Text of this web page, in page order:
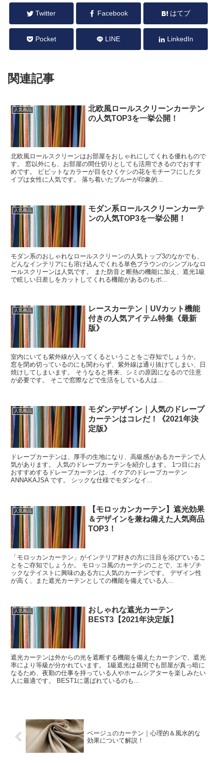
Twitter Facebook はてブ
Pocket LINE LinkedIn
関連記事
人気商品
北欧風ロールスクリーンカーテン
の人気TOP3を一挙公開！
北欧風ロールスクリーンはお部屋をおしゃれにしてくれる優れもので
す。 窓以外にも、お部屋の間仕切りとしても活用できるのでおすす
めです。 ビビットなカラーが目をひくケシの花をモチーフにしたタ
イプは女性に人気です。 落ち着いたブルーが印象的...
人気商品
モダン系ロールスクリーンカーテ
ンの人気TOP3を一挙公開！
モダン系のおしゃれなロールスクリーンの人気トップ3のなかでも、
どんなインテリアにも溶け込んでくれる単色ブラウンのシンプルなロ
ールスクリーンは人気です。 また防音と断熱の機能に加え、遮光1級
で眩しい日差しをカットしてくれる機能があるのもポ...
人気商品
レースカーテン｜UVカット機能
付きの人気アイテム特集《最新
版》
室内にいても紫外線が入ってくるということをご存知でしょうか。
窓を閉め切っているのにも関わらず、紫外線は通り抜けてしまい、日
焼けしてしまいます。 そうなると将来、シミの原因になるので注意
が必要です。 そこで窓際などで生活をしている人は...
人気商品
モダンデザイン｜人気のドレープ
カーテンはコレだ！《2021年決
定版》
ドレープカーテンは、厚手の生地になり、高級感があるカーテンで人
気があります。 人気のドレープカーテンを紹介します。 1つ目にお
おすすめするドレープカーテンは、イケアのドレープカーテン
ANNAKAJSA です。 シックな仕様でモダンなイ...
人気商品
【モロッカンカーテン】遮光効果
＆デザインを兼ね備えた人気商品
TOP3！
「モロッカンカーテン」がインテリア好きの方に注目を浴びているこ
とをご存知でしょうか。 モロッコ風のカーテンのことで、エキゾチ
ックなテイストに興味のある方に人気のカーテンです。 デザイン性
が高く、また遮光カーテンとしての機能を備えている人...
人気商品
おしゃれな遮光カーテン
BEST3【2021年決定版】
遮光カーテンは外からの光を遮断する機能を備えたカーテンで、遮光
率により等級が分かれています。 1級遮光は昼間でも部屋が真っ暗に
なるため、夜勤の仕事を持っている人やホームシアターを楽しみたい
人に最適です。 BEST1に選ばれているのも...
ベージュのカーテン｜心理的＆風水的な
効果について解説！